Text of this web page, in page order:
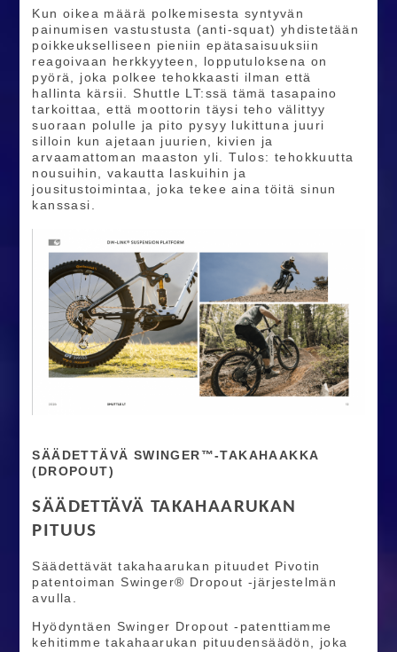
Kun oikea määrä polkemisesta syntyvän
painumisen vastustusta (anti-squat) yhdistetään
poikkeukselliseen pieniin epätasaisuuksiin
reagoivaan herkkyyteen, lopputuloksena on
pyörä, joka polkee tehokkaasti ilman että
hallinta kärsii. Shuttle LT:ssä tämä tasapaino
tarkoittaa, että moottorin täysi teho välittyy
suoraan polulle ja pito pysyy lukittuna juuri
silloin kun ajetaan juurien, kivien ja
arvaamattoman maaston yli. Tulos: tehokkuutta
nousuihin, vakautta laskuihin ja
jousitustoimintaa, joka tekee aina töitä sinun
kanssasi.
SÄÄDETTÄVÄ SWINGER™-TAKAHAAKKA
(DROPOUT)
SÄÄDETTÄVÄ TAKAHAARUKAN
PITUUS
Säädettävät takahaarukan pituudet Pivotin
patentoiman Swinger® Dropout -järjestelmän
avulla.
Hyödyntäen Swinger Dropout -patenttiamme
kehitimme takahaarukan pituudensäädön, joka